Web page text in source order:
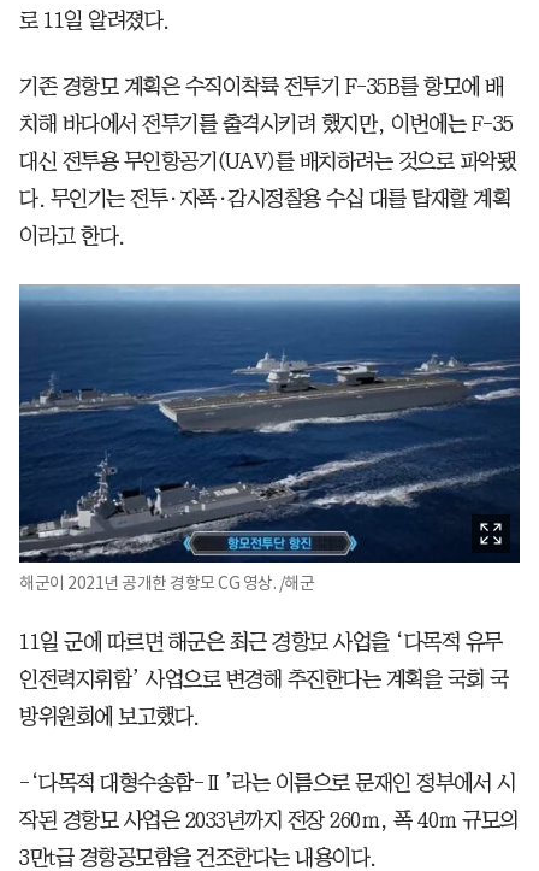
로 11일 알려졌다.
기존 경항모 계획은 수직이착륙 전투기 F-35B를 항모에 배
치해 바다에서 전투기를 출격시키려 했지만, 이번에는 F-35
대신 전투용 무인항공기(UAV)를 배치하려는 것으로 파악됐
다. 무인기는 전투·자폭·감시정찰용 수십 대를 탑재할 계획
이라고 한다.
해군이 2021년 공개한 경항모 CG 영상. /해군
11일 군에 따르면 해군은 최근 경항모 사업을 ‘다목적 유무
인전력지휘함’ 사업으로 변경해 추진한다는 계획을 국회 국
방위원회에 보고했다.
-‘다목적 대형수송함-Ⅱ’라는 이름으로 문재인 정부에서 시
작된 경항모 사업은 2033년까지 전장 260ｍ, 폭 40ｍ 규모의
3만t급 경항공모함을 건조한다는 내용이다.